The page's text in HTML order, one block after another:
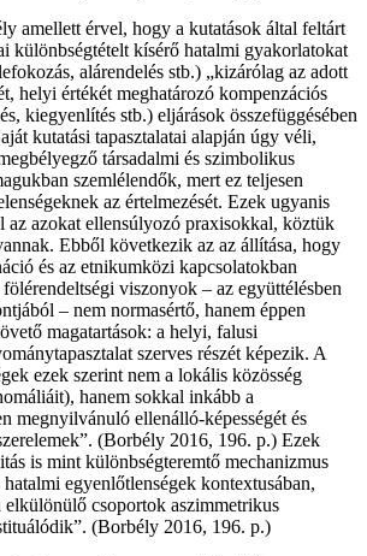
amellett érvel, hogy a kutatások által feltárt
különbségtételt kísérő hatalmi gyakorlatokat
alárendelés stb.) „kizárólag az adott
helyi értékét meghatározó kompenzációs
kiegyenlítés stb.) eljárások összefüggésében
kutatási tapasztalatai alapján úgy véli,
társadalmi és szimbolikus
szemlélendők, mert ez teljesen
az értelmezését. Ezek ugyanis
az azokat ellensúlyozó praxisokkal, köztük
Ebből következik az az állítása, hogy
és az etnikumközi kapcsolatokban
viszonyok – az együttélésben
– nem normasértő, hanem éppen
magatartások: a helyi, falusi
szerves részét képezik. A
ezek szerint nem a lokális közösség
hanem sokkal inkább a
megnyilvánuló ellenálló-képességét és
(Borbély 2016, 196. p.) Ezek
is mint különbségteremtő mechanizmus
hatalmi egyenlőtlenségek kontextusában,
csoportok aszimmetrikus
(Borbély 2016, 196. p.)